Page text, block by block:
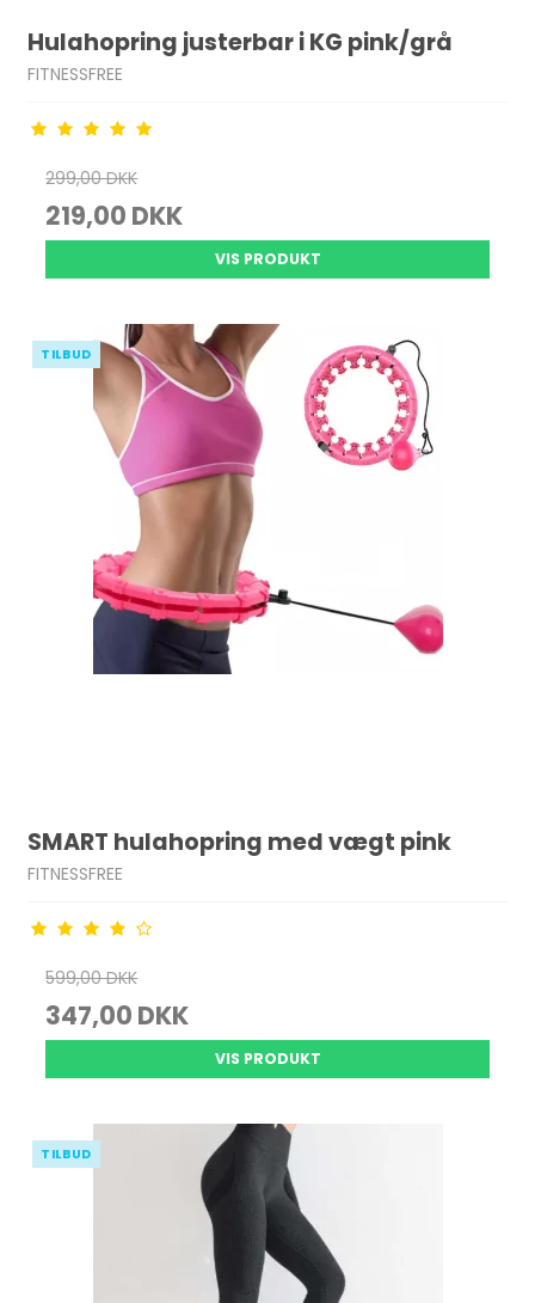
Hulahopring justerbar i KG pink/grå
FITNESSFREE
299,00 DKK
219,00 DKK
VIS PRODUKT
TILBUD
SMART hulahopring med vægt pink
FITNESSFREE
599,00 DKK
347,00 DKK
VIS PRODUKT
TILBUD